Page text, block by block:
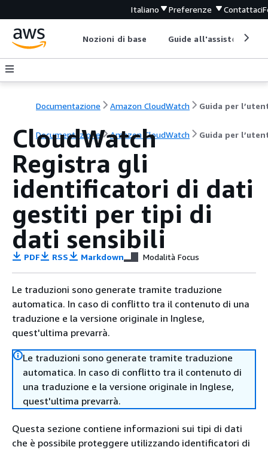
Italiano Preferenze Contattaci
Nozioni di base Guide all'assistenza
Documentazione Amazon CloudWatch Guida per
Documentazione Amazon CloudWatch Guida per
CloudWatch
Registra gli
identificatori di dati
gestiti per tipi di
dati sensibili
PDF RSS Markdown Modalità Focus
Le traduzioni sono generate tramite traduzione
automatica. In caso di conflitto tra il contenuto di una
traduzione e la versione originale in Inglese,
quest'ultima prevarrà.
Le traduzioni sono generate tramite traduzione
automatica. In caso di conflitto tra il contenuto di
una traduzione e la versione originale in Inglese,
quest'ultima prevarrà.
Questa sezione contiene informazioni sui tipi di dati
che è possibile proteggere utilizzando identificatori di